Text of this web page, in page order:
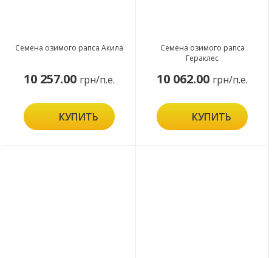
Семена озимого рапса Акила
10 257.00 грн/п.е.
КУПИТЬ
Семена озимого рапса
Гераклес
10 062.00 грн/п.е.
КУПИТЬ